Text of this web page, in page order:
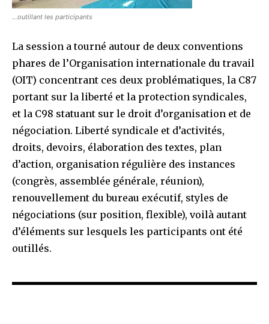
…outillant les participants
La session a tourné autour de deux conventions
phares de l’Organisation internationale du travail
(OIT) concentrant ces deux problématiques, la C87
portant sur la liberté et la protection syndicales,
et la C98 statuant sur le droit d’organisation et de
négociation. Liberté syndicale et d’activités,
droits, devoirs, élaboration des textes, plan
d’action, organisation régulière des instances
(congrès, assemblée générale, réunion),
renouvellement du bureau exécutif, styles de
négociations (sur position, flexible), voilà autant
d’éléments sur lesquels les participants ont été
outillés.